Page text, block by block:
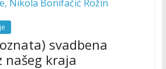
svadbena
kraja